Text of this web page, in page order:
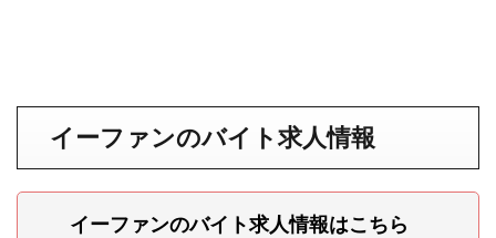
イーファンのバイト求人情報
イーファンのバイト求人情報はこちら